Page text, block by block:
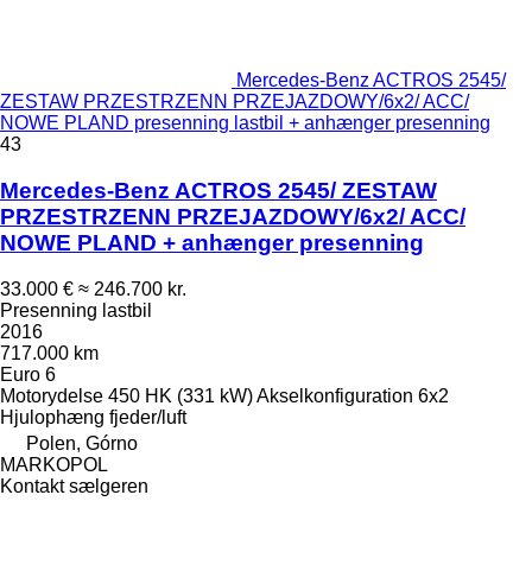
Mercedes-Benz ACTROS 2545/
ZESTAW PRZESTRZENN PRZEJAZDOWY/6x2/ ACC/
NOWE PLAND presenning lastbil + anhænger presenning
43
Mercedes-Benz ACTROS 2545/ ZESTAW
PRZESTRZENN PRZEJAZDOWY/6x2/ ACC/
NOWE PLAND + anhænger presenning
33.000 € ≈ 246.700 kr.
Presenning lastbil
2016
717.000 km
Euro 6
Motorydelse 450 HK (331 kW)Akselkonfiguration 6x2
Hjulophæng fjeder/luft
Polen, Górno
MARKOPOL
Kontakt sælgeren